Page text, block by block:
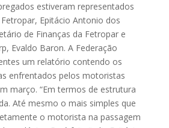
estiveram representados
Epitácio Antonio dos
de Finanças da Fetropar e
Evaldo Baron. A Federação
um relatório contendo os
enfrentados pelos motoristas
março. “Em termos de estrutura
Até mesmo o mais simples que
o motorista na passagem